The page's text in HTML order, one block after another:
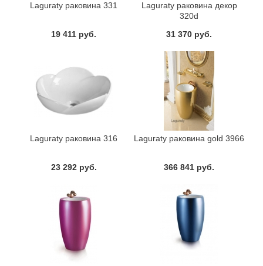
Laguraty раковина 331
19 411 руб.
Laguraty раковина декор
320d
31 370 руб.
Laguraty раковина 316
23 292 руб.
Laguraty раковина gold 3966
366 841 руб.